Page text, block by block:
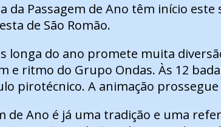
da Passagem de Ano têm início
de São Romão.
longa do ano promete muita
e ritmo do Grupo Ondas. Às 12
pirotécnico. A animação
de Ano é já uma tradição e uma